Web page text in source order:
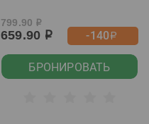
799.90 р
659.90 р -140р
БРОНИРОВАТЬ